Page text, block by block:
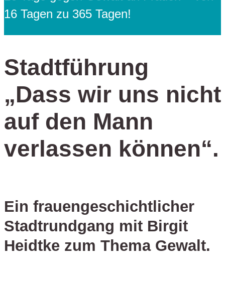
16 Tagen zu 365 Tagen!
Stadtführung
„Dass wir uns nicht
auf den Mann
verlassen können“.
Ein frauengeschichtlicher
Stadtrundgang mit Birgit
Heidtke zum Thema Gewalt.